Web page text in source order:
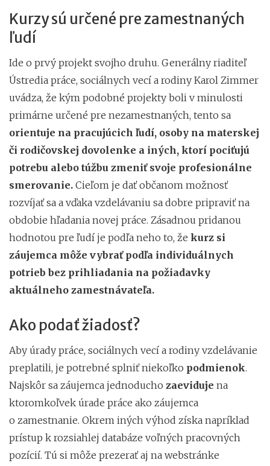
Kurzy sú určené pre zamestnaných
ľudí
Ide o prvý projekt svojho druhu. Generálny riaditeľ
Ústredia práce, sociálnych vecí a rodiny Karol Zimmer
uvádza, že kým podobné projekty boli v minulosti
primárne určené pre nezamestnaných, tento sa
orientuje na pracujúcich ľudí, osoby na materskej
či rodičovskej dovolenke a iných, ktorí pociťujú
potrebu alebo túžbu zmeniť svoje profesionálne
smerovanie. Cieľom je dať občanom možnosť
rozvíjať sa a vďaka vzdelávaniu sa dobre pripraviť na
obdobie hľadania novej práce. Zásadnou pridanou
hodnotou pre ľudí je podľa neho to, že kurz si
záujemca môže vybrať podľa individuálnych
potrieb bez prihliadania na požiadavky
aktuálneho zamestnávateľa.
Ako podať žiadosť?
Aby úrady práce, sociálnych vecí a rodiny vzdelávanie
preplatili, je potrebné splniť niekoľko podmienok.
Najskôr sa záujemca jednoducho zaeviduje na
ktoromkoľvek úrade práce ako záujemca
o zamestnanie. Okrem iných výhod získa napríklad
prístup k rozsiahlej databáze voľných pracovných
pozícií. Tú si môže prezerať aj na webstránke